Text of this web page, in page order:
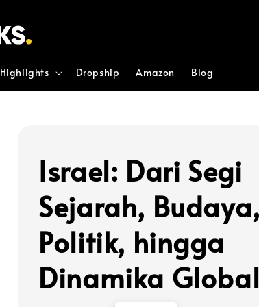
Highlights Dropship Amazon Blog
Israel: Dari Segi
Sejarah,
Politik, hingga
Dinamika